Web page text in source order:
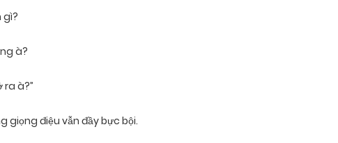
gì?
à?
à?”
giọng điệu vẫn đầy bực bội.